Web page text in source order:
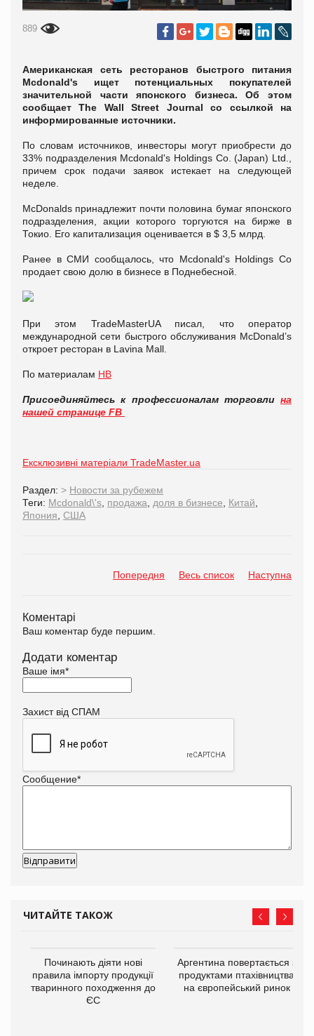
889
Американская сеть ресторанов быстрого питания
Mcdonald's ищет потенциальных покупателей
значительной части японского бизнеса. Об этом
сообщает The Wall Street Journal со ссылкой на
информированные источники.
По словам источников, инвесторы могут приобрести до
33% подразделения Mcdonald's Holdings Co. (Japan) Ltd.,
причем срок подачи заявок истекает на следующей
неделе.
McDonalds принадлежит почти половина бумаг японского
подразделения, акции которого торгуются на бирже в
Токио. Его капитализация оценивается в $ 3,5 млрд.
Ранее в СМИ сообщалось, что Mcdonald's Holdings Co
продает свою долю в бизнесе в Поднебесной.
При этом TradeMasterUA писал, что оператор
международной сети быстрого обслуживания McDonald’s
откроет ресторан в Lavina Mall.
По материалам НВ
Присоединяйтесь к профессионалам торговли на
нашей странице FB
Ексклюзивні матеріали TradeMaster.ua
Раздел: > Новости за рубежем
Теги: Mcdonald\'s продажа доля в бизнесе Китай
Япония США
Попередня Весь список Наступна
Коментарі
Ваш коментар буде першим.
Додати коментар
Ваше імя*
Захист від СПАМ
Сообщение*
ЧИТАЙТЕ ТАКОЖ
Починають діяти нові
правила імпорту продукції
тваринного походження до
ЄС
Аргентина повертається з
продуктами птахівництва
на європейський ринок